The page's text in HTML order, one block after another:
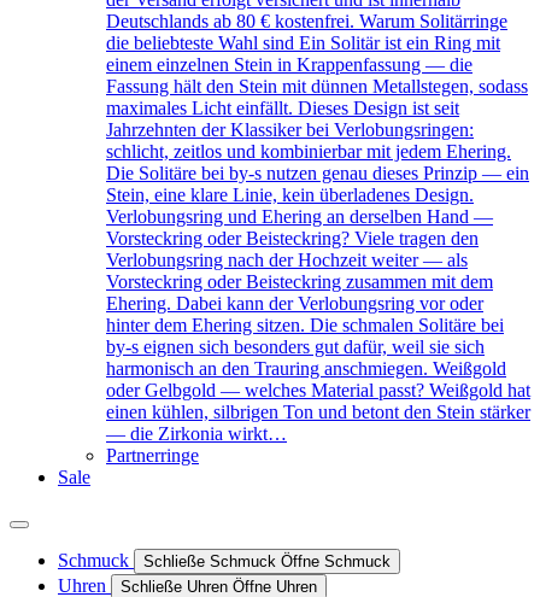
Deutschlands ab 80 € kostenfrei. Warum Solitärringe
die beliebteste Wahl sind Ein Solitär ist ein Ring mit
einem einzelnen Stein in Krappenfassung — die
Fassung hält den Stein mit dünnen Metallstegen, sodass
maximales Licht einfällt. Dieses Design ist seit
Jahrzehnten der Klassiker bei Verlobungsringen:
schlicht, zeitlos und kombinierbar mit jedem Ehering.
Die Solitäre bei by-s nutzen genau dieses Prinzip — ein
Stein, eine klare Linie, kein überladenes Design.
Verlobungsring und Ehering an derselben Hand —
Vorsteckring oder Beisteckring? Viele tragen den
Verlobungsring nach der Hochzeit weiter — als
Vorsteckring oder Beisteckring zusammen mit dem
Ehering. Dabei kann der Verlobungsring vor oder
hinter dem Ehering sitzen. Die schmalen Solitäre bei
by-s eignen sich besonders gut dafür, weil sie sich
harmonisch an den Trauring anschmiegen. Weißgold
oder Gelbgold — welches Material passt? Weißgold hat
einen kühlen, silbrigen Ton und betont den Stein stärker
— die Zirkonia wirkt…
Partnerringe
Sale
Schmuck Schließe Schmuck Öffne Schmuck
Uhren Schließe Uhren Öffne Uhren